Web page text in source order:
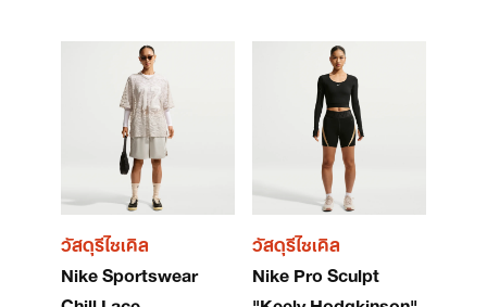
วัสดุรีไซเคิล
Nike Sportswear
วัสดุรีไซเคิล
Nike Pro Sculpt